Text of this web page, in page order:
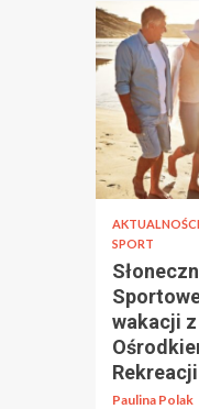
AKTUALNOŚCI
SPORT
wakacji
Rekreacji
Paulina Polak